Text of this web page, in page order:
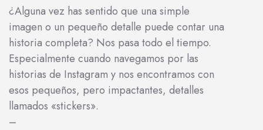
¿Alguna vez has sentido que una simple
imagen o un pequeño detalle puede contar una
historia completa? Nos pasa todo el tiempo.
Especialmente cuando navegamos por las
historias de Instagram y nos encontramos con
esos pequeños, pero impactantes, detalles
llamados «stickers».
–